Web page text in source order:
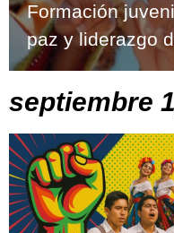
Formación
paz y liderazgo
septiembre